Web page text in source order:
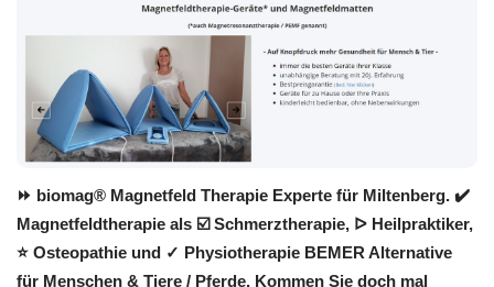
⏩ biomag® Magnetfeld Therapie Experte für Miltenberg. ✔️
Magnetfeldtherapie als ☑️ Schmerztherapie, ᐅ Heilpraktiker,
⭐ Osteopathie und ✓ Physiotherapie BEMER Alternative
für Menschen & Tiere / Pferde. Kommen Sie doch mal